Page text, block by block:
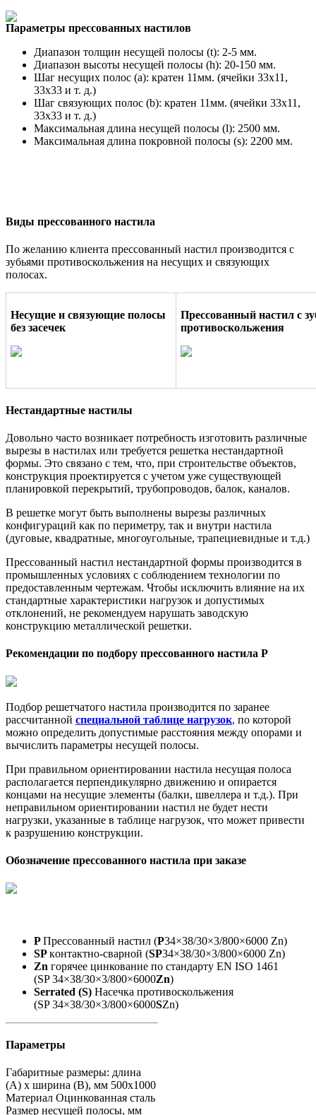
Параметры прессованных настилов
Диапазон толщин несущей полосы (t): 2-5 мм.
Диапазон высоты несущей полосы (h): 20-150 мм.
Шаг несущих полос (a): кратен 11мм. (ячейки 33х11,
33х33 и т. д.)
Шаг связующих полос (b): кратен 11мм. (ячейки 33х11,
33х33 и т. д.)
Максимальная длина несущей полосы (l): 2500 мм.
Максимальная длина покровной полосы (s): 2200 мм.
Виды прессованного настила
По желанию клиента прессованный настил производится с
зубьями противоскольжения на несущих и связующих
полосах.
Несущие и связующие полосы
без засечек
Прессованный настил с
противоскольжения
Нестандартные настилы
Довольно часто возникает потребность изготовить различные
вырезы в настилах или требуется решетка нестандартной
формы. Это связано с тем, что, при строительстве объектов,
конструкция проектируется с учетом уже существующей
планировкой перекрытий, трубопроводов, балок, каналов.
В решетке могут быть выполнены вырезы различных
конфигураций как по периметру, так и внутри настила
(дуговые, квадратные, многоугольные, трапециевидные и т.д.)
Прессованный настил нестандартной формы производится в
промышленных условиях с соблюдением технологии по
предоставленным чертежам. Чтобы исключить влияние на их
стандартные характеристики нагрузок и допустимых
отклонений, не рекомендуем нарушать заводскую
конструкцию металлической решетки.
Рекомендации по подбору пресcованного настила Р
Подбор решетчатого настила производится по заранее
рассчитанной специальной таблице нагрузок, по которой
можно определить допустимые расстояния между опорами и
вычислить параметры несущей полосы.
При правильном ориентировании настила несущая полоса
располагается перпендикулярно движению и опирается
концами на несущие элементы (балки, швеллера и т.д.). При
неправильном ориентировании настил не будет нести
нагрузки, указанные в таблице нагрузок, что может привести
к разрушению конструкции.
Обозначение прессованного настила при заказе
PПрессованный настил (P34×38/30×3/800×6000 Zn)
SPкoнтактно-сварной (SP34×38/30×3/800×6000 Zn)
Zn горячее цинкование по стандарту EN ISO 1461
(SP 34×38/30×3/800×6000Zn)
Serrated (S) Насечка противоскольжения
(SP 34×38/30×3/800×6000SZn)
Параметры
Габаритные размеры: длина
(А) х ширина (В), мм 500х1000
Материал Оцинкованная сталь
Размер несущей полосы, мм